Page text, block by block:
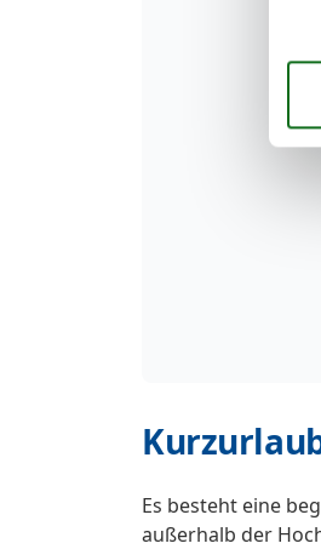
Es besteht eine
außerhalb der